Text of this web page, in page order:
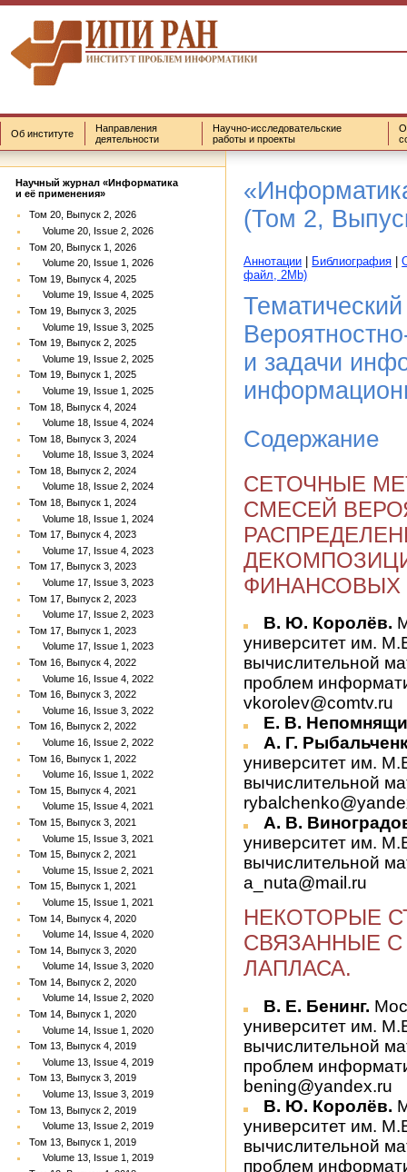
Об институте
Направления
деятельности
Научно-исследовательские
работы и проекты
Научный журнал «Информатика
и её применения»
Том 20, Выпуск 2, 2026
Volume 20, Issue 2, 2026
Том 20, Выпуск 1, 2026
Volume 20, Issue 1, 2026
Том 19, Выпуск 4, 2025
Volume 19, Issue 4, 2025
Том 19, Выпуск 3, 2025
Volume 19, Issue 3, 2025
Том 19, Выпуск 2, 2025
Volume 19, Issue 2, 2025
Том 19, Выпуск 1, 2025
Volume 19, Issue 1, 2025
Том 18, Выпуск 4, 2024
Volume 18, Issue 4, 2024
Том 18, Выпуск 3, 2024
Volume 18, Issue 3, 2024
Том 18, Выпуск 2, 2024
Volume 18, Issue 2, 2024
Том 18, Выпуск 1, 2024
Volume 18, Issue 1, 2024
Том 17, Выпуск 4, 2023
Volume 17, Issue 4, 2023
Том 17, Выпуск 3, 2023
Volume 17, Issue 3, 2023
Том 17, Выпуск 2, 2023
Volume 17, Issue 2, 2023
Том 17, Выпуск 1, 2023
Volume 17, Issue 1, 2023
Том 16, Выпуск 4, 2022
Volume 16, Issue 4, 2022
Том 16, Выпуск 3, 2022
Volume 16, Issue 3, 2022
Том 16, Выпуск 2, 2022
Volume 16, Issue 2, 2022
Том 16, Выпуск 1, 2022
Volume 16, Issue 1, 2022
Том 15, Выпуск 4, 2021
Volume 15, Issue 4, 2021
Том 15, Выпуск 3, 2021
Volume 15, Issue 3, 2021
Том 15, Выпуск 2, 2021
Volume 15, Issue 2, 2021
Том 15, Выпуск 1, 2021
Volume 15, Issue 1, 2021
Том 14, Выпуск 4, 2020
Volume 14, Issue 4, 2020
Том 14, Выпуск 3, 2020
Volume 14, Issue 3, 2020
Том 14, Выпуск 2, 2020
Volume 14, Issue 2, 2020
Том 14, Выпуск 1, 2020
Volume 14, Issue 1, 2020
Том 13, Выпуск 4, 2019
Volume 13, Issue 4, 2019
Том 13, Выпуск 3, 2019
Volume 13, Issue 3, 2019
Том 13, Выпуск 2, 2019
Volume 13, Issue 2, 2019
Том 13, Выпуск 1, 2019
Volume 13, Issue 1, 2019
(Том 2,
Аннотации | Библиография |
файл, 2Mb)
и задачи
Содержание
СЕТОЧНЫЕ
СМЕСЕЙ
ФИНАНСОВЫХ
В. Ю. Королёв.
университет им.
вычислительной
проблем
vkorolev@comtv.ru
Е. В.
А. Г.
университет им.
вычислительной
А. В.
университет им.
вычислительной
a_nuta@mail.ru
НЕКОТОРЫЕ
СВЯЗАННЫЕ
ЛАПЛАСА.
В. Е. Бенинг.
университет им.
вычислительной
проблем
bening@yandex.ru
В. Ю. Королёв.
университет им.
вычислительной
проблем